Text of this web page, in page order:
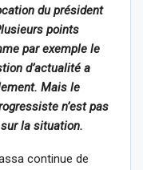
du président
points
par exemple le
d’actualité a
Mais le
n’est pas
la situation.
continue de